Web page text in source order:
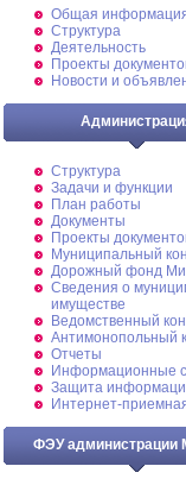
Общая
Структура
Деятельность
Проекты
Новости и
Структура
Задачи и функции
План работы
Документы
Проекты
Муниципальный
Дорожный фонд
Cведения о
имуществе
Ведомственный
Антимонопольный
Отчеты
Информационные
Защита
Интернет-
ФЭУ администрации